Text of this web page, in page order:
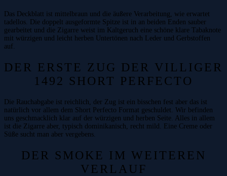
Das Deckblatt ist mittelbraun und die äußere Verarbeitung, wie erwartet
tadellos. Die doppelt ausgeformte Spitze ist in an beiden Enden sauber
gearbeitet und die Zigarre weist im Kaltgeruch eine schöne klare Tabaknote
mit würzigen und leicht herben Untertönen nach Leder und Gerbstoffen
auf.
DER ERSTE ZUG DER VILLIGER
1492 SHORT PERFECTO
Die Rauchabgabe ist reichlich, der Zug ist ein bisschen fest aber das ist
natürlich vor allem dem Short Perfecto Format geschuldet. Wir befinden
uns geschmacklich klar auf der würzigen und herben Seite. Alles in allem
ist die Zigarre aber, typisch dominikanisch, recht mild. Eine Creme oder
Süße sucht man aber vergebens.
DER SMOKE IM WEITEREN
VERLAUF